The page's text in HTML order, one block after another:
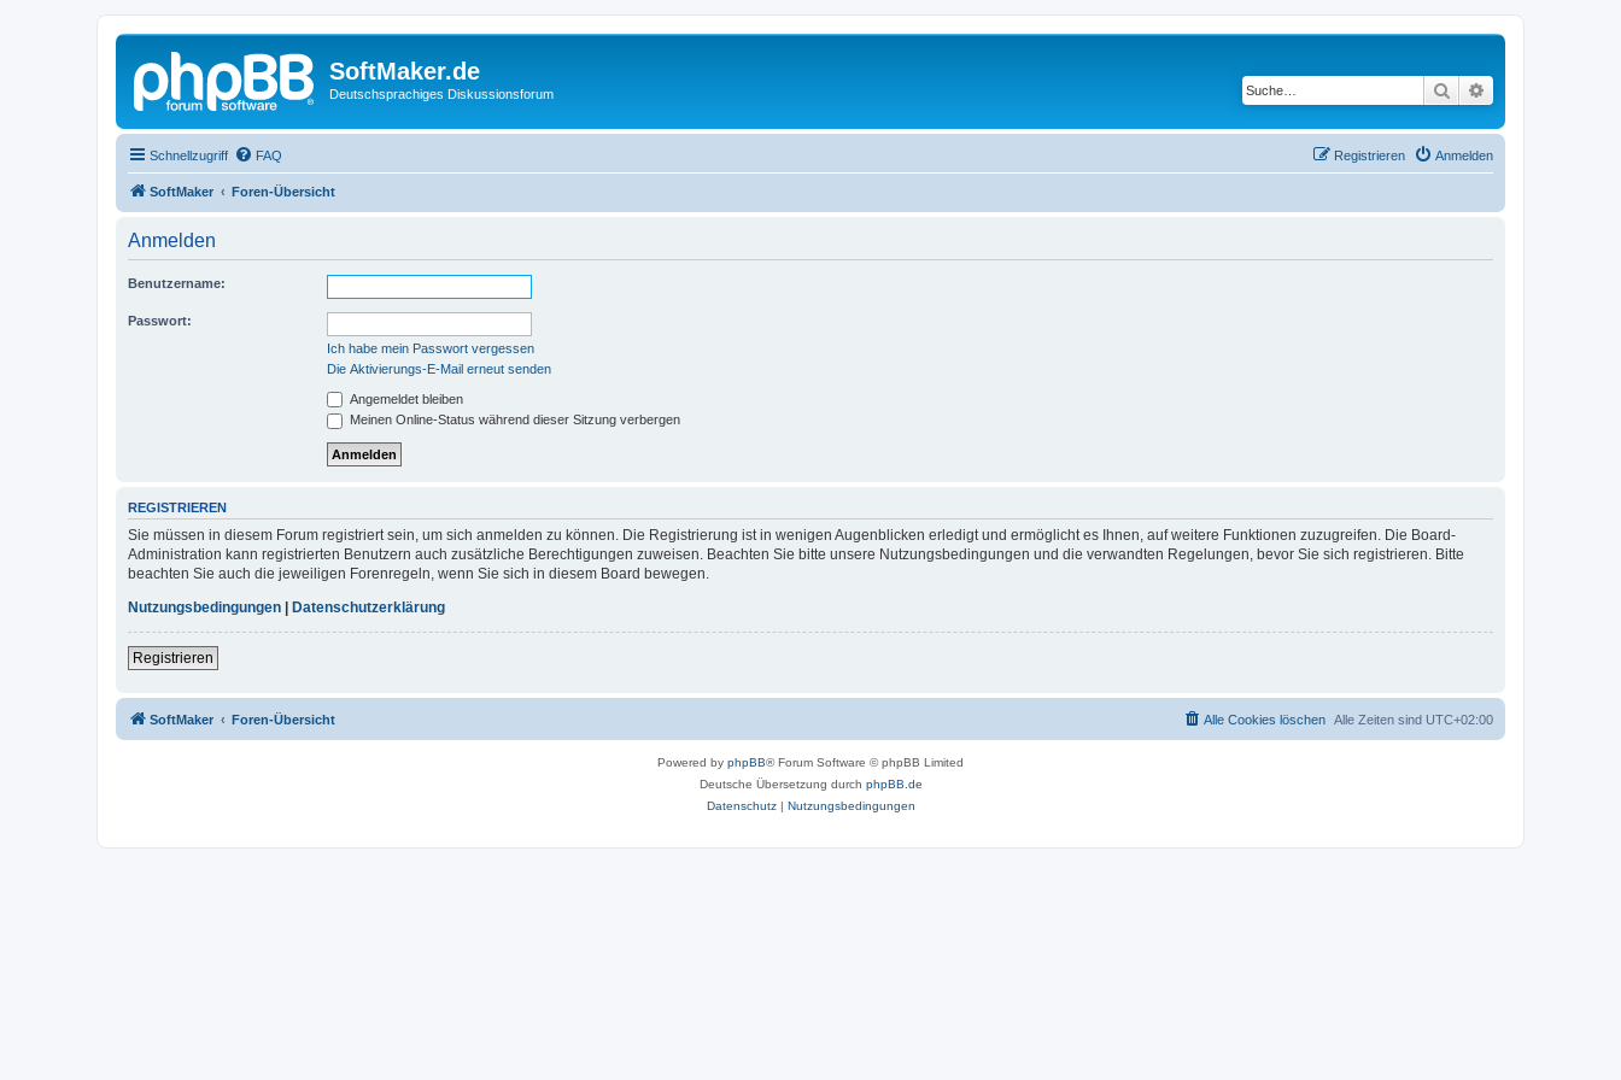
SoftMaker.de
Deutschsprachiges Diskussionsforum Suche
Schnellzugriff FAQ Anmelden
Registrieren
SoftMaker Foren-Übersicht
Anmelden
Benutzername:
Passwort:
Ich habe mein Passwort vergessen
Die Aktivierungs-E-Mail erneut senden
Angemeldet bleiben
Meinen Online-Status während dieser Sitzung verbergen
REGISTRIEREN
Sie müssen in diesem Forum registriert sein, um sich anmelden zu können. Die Registrierung ist in wenigen Augenblicken erledigt und ermöglicht es Ihnen, auf weitere Funktionen zuzugreifen. Die Board-
Administration kann registrierten Benutzern auch zusätzliche Berechtigungen zuweisen. Beachten Sie bitte unsere Nutzungsbedingungen und die verwandten Regelungen, bevor Sie sich registrieren. Bitte
beachten Sie auch die jeweiligen Forenregeln, wenn Sie sich in diesem Board bewegen.
Nutzungsbedingungen
Datenschutzerklärung
Registrieren
SoftMaker Foren-Übersicht Alle Zeiten sind UTC+02:00
Alle Cookies löschen
Powered by phpBB® Forum Software © phpBB Limited
Deutsche Übersetzung durch phpBB.de
Datenschutz| Nutzungsbedingungen